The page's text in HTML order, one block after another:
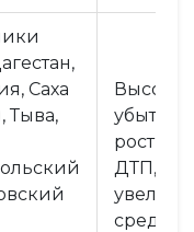
Саха
Тыва,
Высокая
рост
ДТП,
средних